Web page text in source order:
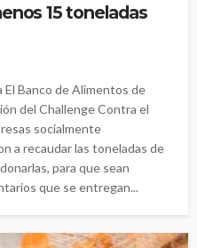
15 toneladas
El Banco de Alimentos de
del Challenge Contra el
socialmente
a recaudar las toneladas de
para que sean
que se entregan...